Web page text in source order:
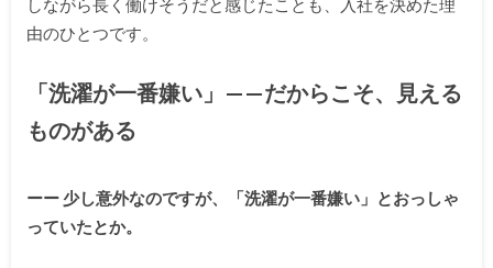
由のひとつです。
「洗濯が一番嫌い」——だからこそ、見える
ものがある
ーー 少し意外なのですが、「洗濯が一番嫌い」とおっしゃ
っていたとか。